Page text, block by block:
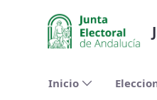
Ugrás a fő tartalomhoz
Inicio